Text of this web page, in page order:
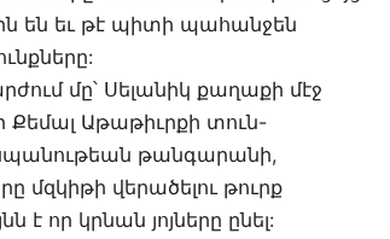
են եւ թէ պիտի պահանջեն
մը՝ Սելանիկ քաղաքի մէջ
Աթաթիւրքի տուն-
թանգարանի,
մզկիթի վերածելու թուրք
է որ կրնան յոյները ընել: